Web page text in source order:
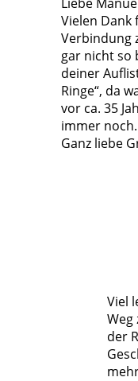
Vielen Dank
Verbindung
gar nicht so
deiner
Ringe“, da
vor ca. 35
immer noch.
Ganz liebe
Viel
der